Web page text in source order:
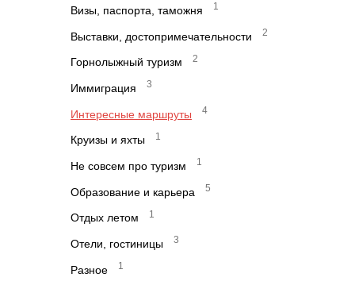
Визы, паспорта, таможня 1
Выставки, достопримечательности 2
Горнолыжный туризм 2
Иммиграция 3
Интересные маршруты 4
Круизы и яхты 1
Не совсем про туризм 1
Образование и карьера 5
Отдых летом 1
Отели, гостиницы 3
Разное 1